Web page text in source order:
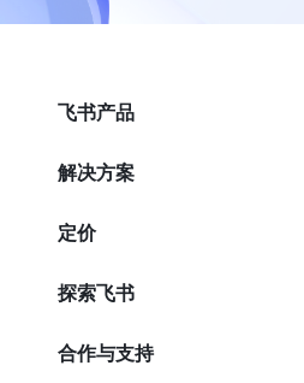
飞书产品
解决方案
定价
探索飞书
合作与支持